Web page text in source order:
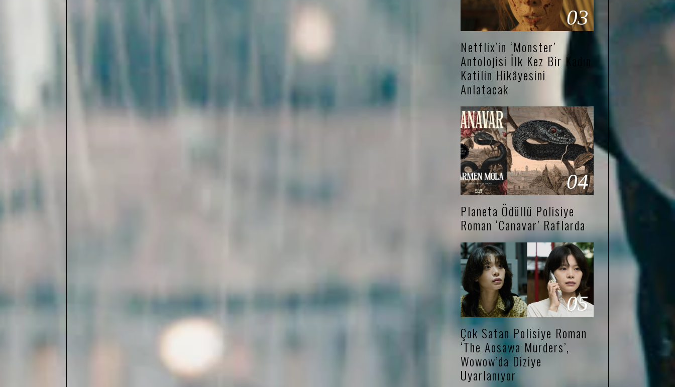
03
Netflix’in ‘Monster’
Antolojisi İlk Kez Bir Kadın
Katilin Hikâyesini
Anlatacak
04
Planeta Ödüllü Polisiye
Roman ‘Canavar’ Raflarda
05
Çok Satan Polisiye Roman
‘The Aosawa Murders’,
Wowow’da Diziye
Uyarlanıyor